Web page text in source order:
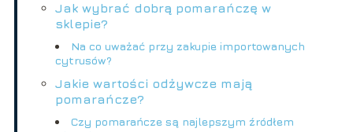
Jak wybrać dobrą pomarańczę w
sklepie?
Na co uważać przy zakupie importowanych
cytrusów?
Jakie wartości odżywcze mają
pomarańcze?
Czy pomarańcze są najlepszym źródłem